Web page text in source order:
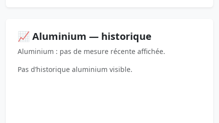
📈 Aluminium — historique
Aluminium : pas de mesure récente affichée.
Pas d’historique aluminium visible.